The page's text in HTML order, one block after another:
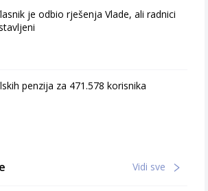
je odbio rješenja Vlade, ali radnici
penzija za 471.578 korisnika
Vidi sve